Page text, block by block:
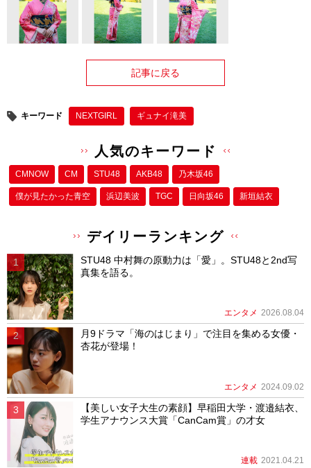
記事に戻る
キーワード NEXTGIRL ギュナイ滝美
人気のキーワード
CMNOW CM STU48 AKB48 乃木坂46
僕が⾒たかった⻘空 浜辺美波 TGC 日向坂46 新垣結衣
デイリーランキング
STU48 中村舞の原動力は「愛」。STU48と2nd写
真集を語る。
エンタメ 2026.08.04
月9ドラマ「海のはじまり」で注目を集める女優・
杏花が登場！
エンタメ 2024.09.02
【美しい女子大生の素顔】早稲田大学・渡邉結衣、
学生アナウンス大賞「CanCam賞」の才女
連載 2021.04.21